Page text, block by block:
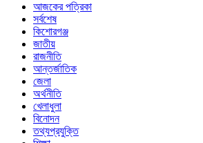
আজকের পত্রিকা
সর্বশেষ
কিশোরগঞ্জ
জাতীয়
রাজনীতি
আন্তর্জাতিক
জেলা
অর্থনীতি
খেলাধুলা
বিনোদন
তথ্যপ্রযুক্তি